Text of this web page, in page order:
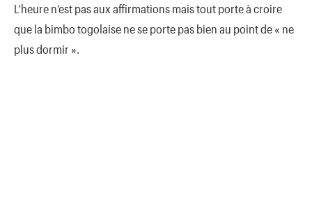
L’heure n’est pas aux affirmations mais tout porte à croire
que la bimbo togolaise ne se porte pas bien au point de « ne
plus dormir ».